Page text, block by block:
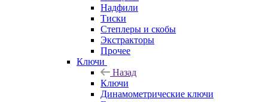
Надфили
Тиски
Степлеры и скобы
Экстракторы
Прочее
Ключи
Назад
Ключи
Динамометрические ключи